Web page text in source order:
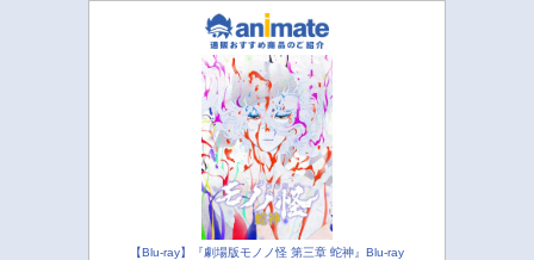
【Blu-ray】『劇場版モノノ怪 第三章 蛇神』Blu-ray